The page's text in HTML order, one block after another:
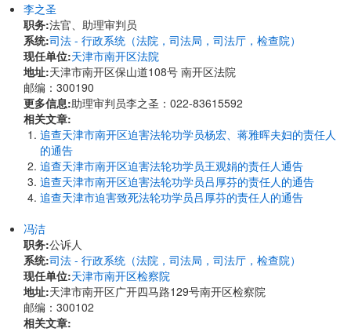
李之圣
职务:法官、助理审判员
系统:司法 - 行政系统（法院，司法局，司法厅，检查院）
现任单位:天津市南开区法院
地址:天津市南开区保山道108号 南开区法院
邮编：300190
更多信息:助理审判员李之圣：022-83615592
相关文章:
追查天津市南开区迫害法轮功学员杨宏、蒋雅晖夫妇的责任人
的通告
追查天津市南开区迫害法轮功学员王观娟的责任人通告
追查天津市南开区迫害法轮功学员吕厚芬的责任人的通告
追查天津市迫害致死法轮功学员吕厚芬的责任人的通告
冯洁
职务:公诉人
系统:司法 - 行政系统（法院，司法局，司法厅，检查院）
现任单位:天津市南开区检察院
地址:天津市南开区广开四马路129号南开区检察院
邮编：300102
相关文章: